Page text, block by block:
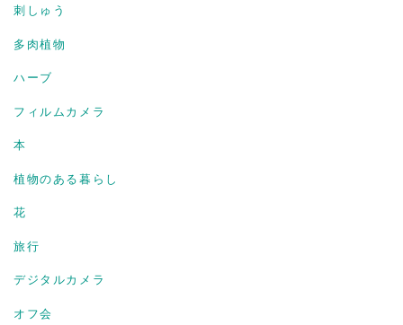
刺しゅう
多肉植物
ハーブ
フィルムカメラ
本
植物のある暮らし
花
旅行
デジタルカメラ
オフ会